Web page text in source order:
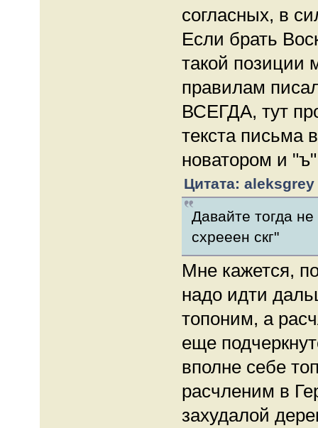
согласных, в
Если брать
такой позиции
правилам
ВСЕГДА, тут
текста письма
новатором и
Цитата: aleksgrey
Давайте тогда
схрееен скг"
Мне кажется,
надо идти
топоним, а
еще
вполне себе
расчленим в
захудалой